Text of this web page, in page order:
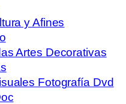
y Afines
Artes Decorativas
Fotografía Dvd